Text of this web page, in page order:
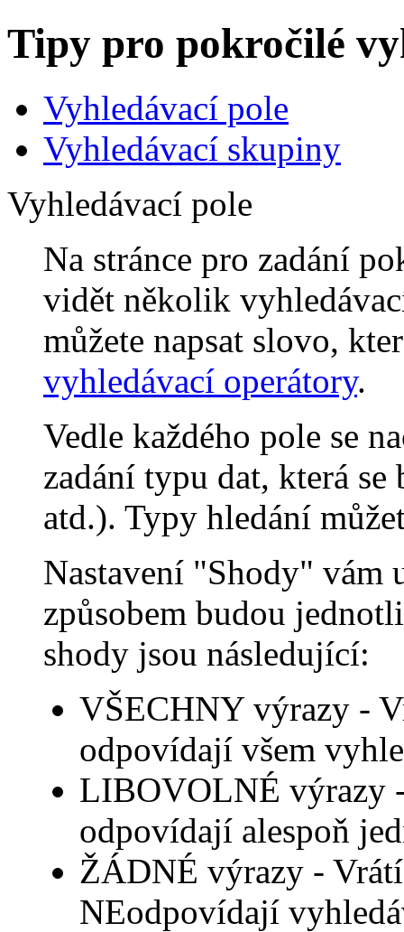
Tipy pro pokročilé
Vyhledávací pole
Vyhledávací skupiny
Vyhledávací pole
Na stránce pro zadání
vidět několik
můžete napsat slovo,
vyhledávací operátory.
Vedle každého pole se
zadání typu dat, která
atd.). Typy hledání
Nastavení "Shody" vám
způsobem budou
shody jsou následující:
VŠECHNY výrazy -
odpovídají všem
LIBOVOLNÉ výrazy
odpovídají alespoň
ŽÁDNÉ výrazy -
NEodpovídají